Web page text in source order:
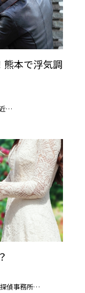
熊本で浮気調
…
偵事務所…